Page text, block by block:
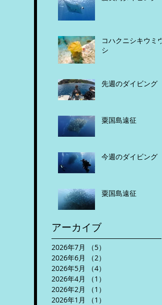
コハクニシキウミウ
シ
先週のダイビング
粟国島遠征
今週のダイビング
粟国島遠征
アーカイブ
2026年7月 （5）
2026年6月
（2）
2026年5月
（4）
2026年4月
（1）
2026年2月
（1）
2026年1月
（1）